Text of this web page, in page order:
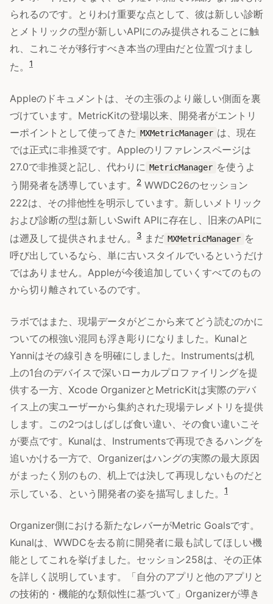
られるのです。とりわけ重要な点として、彼は新しい診断
とメトリックの型が新しいAPIにのみ提供されることに触
れ、これこそが移行すべき本当の理由だと位置づけまし
た。
1
Appleのドキュメントは、その主張のより厳しい側面を裏
づけています。MetricKitの登場以来、開発者がエントリ
ーポイントとして使ってきた MXMetricManager は、現在
では正式に非推奨です。Appleのリファレンスページは
27.0で非推奨と記し、代わりに MetricManager を使うよ
う開発者を誘導しています。
2 WWDC26のセッション
222は、その排他性を明示しています。新しいメトリック
および診断の型は新しいSwift APIに存在し、旧来のAPIに
は遡及して提供されません。
3 まだ MXMetricManager を
呼び出しているなら、単に古いスタイルでいるというだけ
ではありません。Appleが今後追加していくすべてのもの
から切り離されているのです。
ラボではまた、現場データがどこから来てどう読むのかに
ついての根強い混同も浮き彫りになりました。Kunalと
Yanniはその線引きを明確にしました。Instrumentsは机
上の1台のデバイスで深いローカルプロファイリングを提
供する一方、Xcode OrganizerとMetricKitは実際のデバ
イス上の実ユーザーから集約された現場テレメトリを提供
します。この2つはしばしば食い違い、その食い違いこそ
が要点です。Kunalは、Instrumentsで再現できるハングを
追いかける一方で、Organizerはハングの実際の最大原因
がまったく別のもの、机上では決して再現しないものだと
示している、という開発者の姿を描写しました。
1
Organizer側における新たなレバーがMetric Goalsです。
Kunalは、WWDCを去る前に開発者に最も試してほしい機
能としてこれを挙げました。セッション258は、その正体
を詳しく説明しています。「自分のアプリと他のアプリと
の技術的・機能的な類似性に基づいて」Organizerが導き